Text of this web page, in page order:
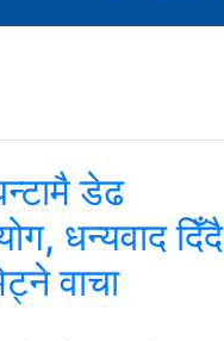
डेढ
धन्यवाद दिँदै
वाचा